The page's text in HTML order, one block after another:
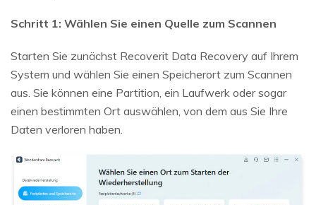
Schritt 1: Wählen Sie einen Quelle zum Scannen
Starten Sie zunächst Recoverit Data Recovery auf Ihrem
System und wählen Sie einen Speicherort zum Scannen
aus. Sie können eine Partition, ein Laufwerk oder sogar
einen bestimmten Ort auswählen, von dem aus Sie Ihre
Daten verloren haben.